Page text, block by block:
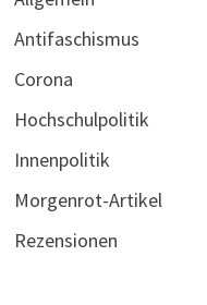
Antifaschismus
Corona
Hochschulpolitik
Innenpolitik
Morgenrot-Artikel
Rezensionen